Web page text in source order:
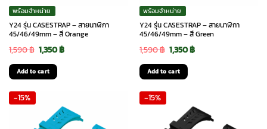
พร้อมจำหน่าย
Y24 รุ่น CASESTRAP – สายนาฬิกา
45/46/49mm – สี Orange
1,590฿ Original
price
was:
1,350฿Current
Add to cart
พร้อมจำหน่าย
Y24 รุ่น CASESTRAP – สายนาฬิกา
45/46/49mm – สี Green
1,590฿ Original
price
was:
1,350฿Current
Add to cart
-15% -15%